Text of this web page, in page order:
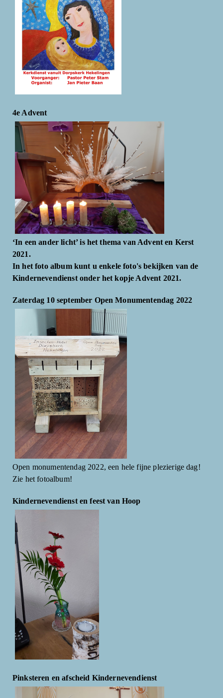
4e Advent
‘In een ander licht’ is het thema van Advent en Kerst
2021.
In het foto album kunt u enkele foto's bekijken van de
Kindernevendienst onder het kopje Advent 2021.
Zaterdag 10 september Open Monumentendag 2022
Open monumentendag 2022, een hele fijne plezierige dag!
Zie het fotoalbum!
Kindernevendienst en feest van Hoop
Pinksteren en afscheid Kindernevendienst